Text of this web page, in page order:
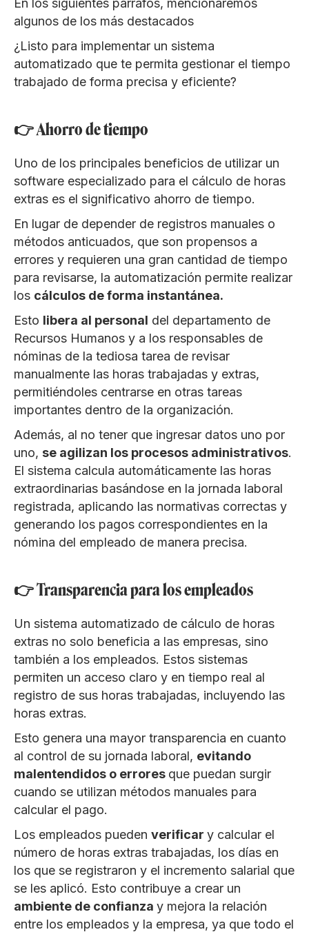
En los siguientes párrafos, mencionaremos
algunos de los más destacados
¿Listo para implementar un sistema
automatizado que te permita gestionar el tiempo
trabajado de forma precisa y eficiente?
👉 Ahorro de tiempo
Uno de los principales beneficios de utilizar un
software especializado para el cálculo de horas
extras es el significativo ahorro de tiempo.
En lugar de depender de registros manuales o
métodos anticuados, que son propensos a
errores y requieren una gran cantidad de tiempo
para revisarse, la automatización permite realizar
los cálculos de forma instantánea.
Esto libera al personal del departamento de
Recursos Humanos y a los responsables de
nóminas de la tediosa tarea de revisar
manualmente las horas trabajadas y extras,
permitiéndoles centrarse en otras tareas
importantes dentro de la organización.
Además, al no tener que ingresar datos uno por
uno, se agilizan los procesos administrativos.
El sistema calcula automáticamente las horas
extraordinarias basándose en la jornada laboral
registrada, aplicando las normativas correctas y
generando los pagos correspondientes en la
nómina del empleado de manera precisa.
👉 Transparencia para los empleados
Un sistema automatizado de cálculo de horas
extras no solo beneficia a las empresas, sino
también a los empleados. Estos sistemas
permiten un acceso claro y en tiempo real al
registro de sus horas trabajadas, incluyendo las
horas extras.
Esto genera una mayor transparencia en cuanto
al control de su jornada laboral, evitando
malentendidos o errores que puedan surgir
cuando se utilizan métodos manuales para
calcular el pago.
Los empleados pueden verificar y calcular el
número de horas extras trabajadas, los días en
los que se registraron y el incremento salarial que
se les aplicó. Esto contribuye a crear un
ambiente de confianza y mejora la relación
entre los empleados y la empresa, ya que todo el